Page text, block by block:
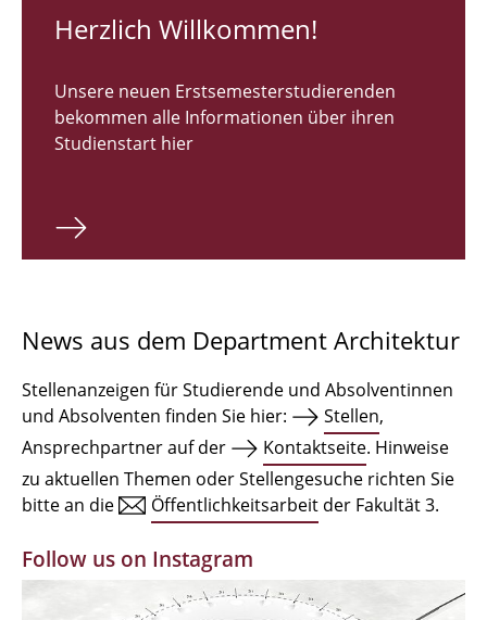
RUNDGANG 26
Bachelor Architektur
Master Architektur
Qualifikationsprofil
Institute
Einrichtungen
Zeichensäle
MBW | Modellbauwerkstatt
Alumni | cloud club
Herzlich Willkommen!
Unsere neuen Erstsemesterstudierenden
bekommen alle Informationen über ihren
Studienstart hier
News aus dem Department Architektur
Stellenanzeigen für Studierende und Absolventinnen
und Absolventen finden Sie hier:
Stellen,
Ansprechpartner auf der
Kontaktseite. Hinweise
zu aktuellen Themen oder Stellengesuche richten Sie
bitte an die
Öffentlichkeitsarbeit der Fakultät 3.
Follow us on Instagram